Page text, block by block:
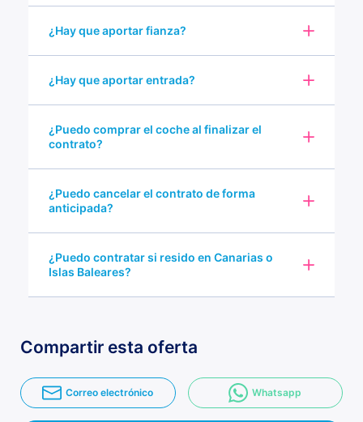
¿Hay que aportar fianza?
¿Hay que aportar entrada?
¿Puedo comprar el coche al finalizar el
contrato?
¿Puedo cancelar el contrato de forma
anticipada?
¿Puedo contratar si resido en Canarias o
Islas Baleares?
Compartir esta oferta
Correo electrónico Whatsapp